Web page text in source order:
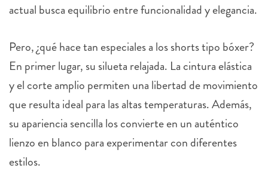
actual busca equilibrio entre funcionalidad y elegancia.
Pero, ¿qué hace tan especiales a los shorts tipo bóxer?
En primer lugar, su silueta relajada. La cintura elástica
y el corte amplio permiten una libertad de movimiento
que resulta ideal para las altas temperaturas. Además,
su apariencia sencilla los convierte en un auténtico
lienzo en blanco para experimentar con diferentes
estilos.